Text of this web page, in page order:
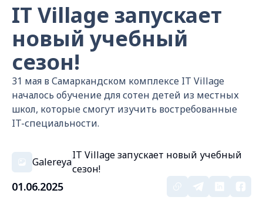
IT Village запускает
новый учебный
сезон!
31 мая в Самаркандском комплексе IT Village
началось обучение для сотен детей из местных
школ, которые смогут изучить востребованные
IT-специальности.
Galereya
IT Village запускает новый учебный
сезон!
01.06.2025